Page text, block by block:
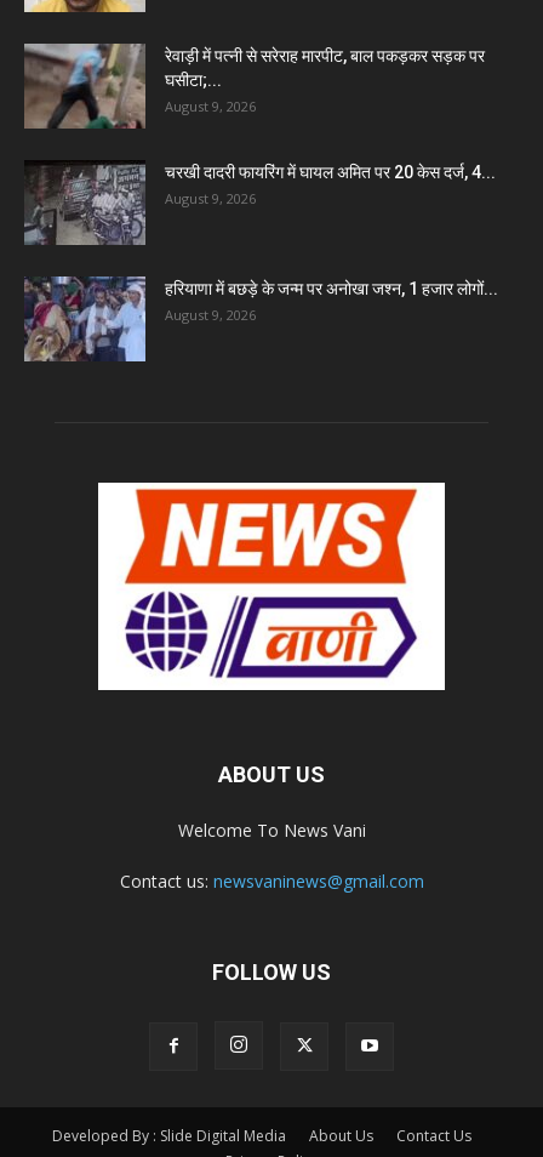
रेवाड़ी में पत्नी से सरेराह मारपीट, बाल पकड़कर सड़क पर
घसीटा;...
August 9, 2026
चरखी दादरी फायरिंग में घायल अमित पर 20 केस दर्ज, 4...
August 9, 2026
हरियाणा में बछड़े के जन्म पर अनोखा जश्न, 1 हजार लोगों...
August 9, 2026
ABOUT US
Welcome To News Vani
Contact us: newsvaninews@gmail.com
FOLLOW US
Developed By : Slide Digital Media About Us
Contact Us